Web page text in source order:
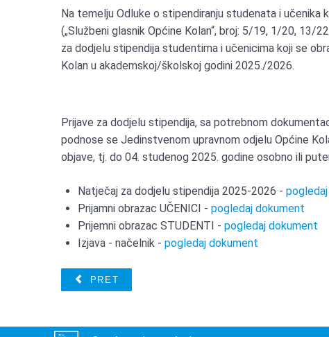
Na temelju Odluke o stipendiranju studenata i učenika
(„Službeni glasnik Općine Kolan“, broj: 5/19, 1/20,
za dodjelu stipendija studentima i učenicima koji se
Kolan u akademskoj/školskoj godini 2025./2026.
Prijave za dodjelu stipendija, sa potrebnom
podnose se Jedinstvenom upravnom odjelu Općine
objave, tj. do 04. studenog 2025. godine osobno ili
Natječaj za dodjelu stipendija 2025-2026 -
Prijamni obrazac UČENICI -pogledaj dokument
Prijemni obrazac STUDENTI -pogledaj dokument
Izjava - načelnik -pogledaj dokument
PRET